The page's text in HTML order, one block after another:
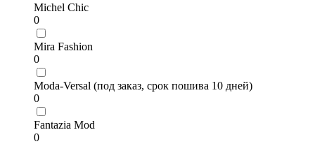
Michel Chic
0
Mira Fashion
0
Moda-Versal (под заказ, срок пошива 10 дней)
0
Fantazia Mod
0